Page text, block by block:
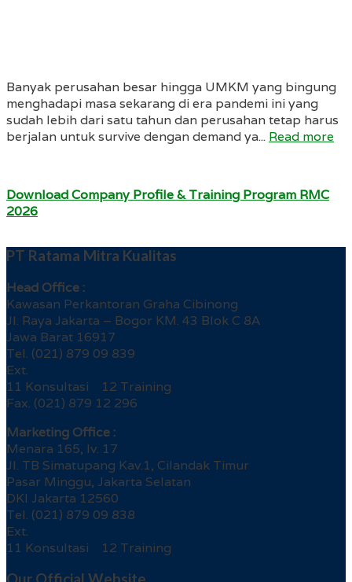
Banyak perusahan besar hingga UMKM yang bingung
menghadapi masa sekarang di era pandemi ini yang
sudah lebih dari satu tahun dan perusahan tetap harus
berjalan untuk survive dengan demand ya... Read more
Download Company Profile & Training Program RMC
2026
PT Ratama Mitra Kualitas
Head Office :
Kawasan Perkantoran Graha Cibinong
Jl. Raya Jakarta – Bogor KM. 43 Blok C 8A
Jawa Barat 16917
Tel. (021) 879 09 839
Ext.
11 Konsultasi 12 Training
Fax. (021) 879 12 296
Marketing Office :
Menara 165, lv. 17
Jl. TB Simatupang Kav.1, Cilandak Timur
Pasar Minggu, Jakarta Selatan
DKI Jakarta 12560
Tel. (021) 879 09 838
Ext.
11 Konsultasi 12 Training